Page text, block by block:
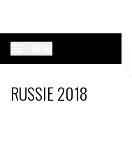
RUSSIE 2018